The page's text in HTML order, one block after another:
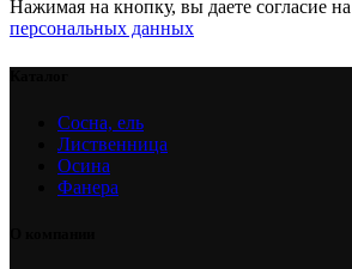
Нажимая на кнопку, вы даете согласие на
персональных данных
Сосна, ель
Лиственница
Осина
Фанера